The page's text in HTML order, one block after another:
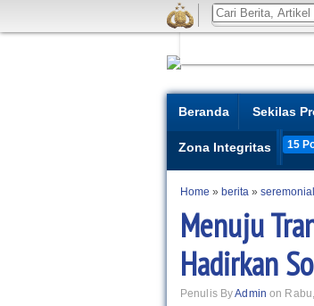
Beranda Sekilas
Zona Integritas 15
Home » berita » seremonial
Menuju
Hadirkan
Penulis ByAdmin on